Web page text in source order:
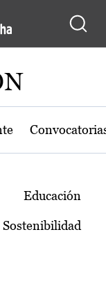
La
Educación
Sostenibilidad